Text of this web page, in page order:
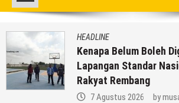
HEADLINE
Kenapa Belum Boleh
Lapangan Standar
Rakyat Rembang
7 Agustus 2026 by